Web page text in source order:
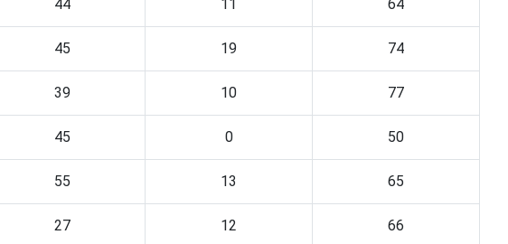
44 11 64
45 19 74
39 10 77
45 0 50
55 13 65
27 12 66